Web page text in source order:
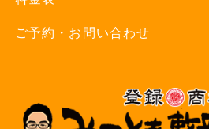
ご予約・お問い合わせ